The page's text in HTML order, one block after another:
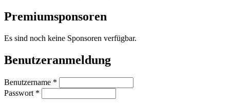
Premiumsponsoren
Es sind noch keine Sponsoren verfügbar.
Benutzeranmeldung
Benutzername *
Passwort *